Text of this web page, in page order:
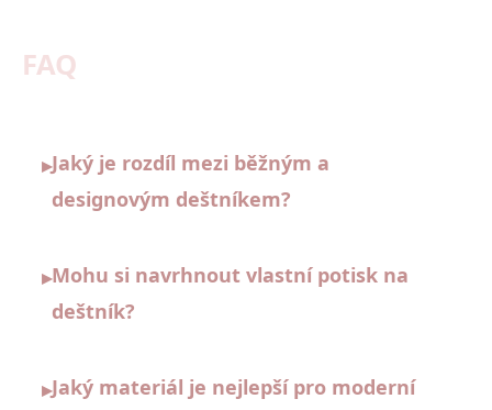
FAQ
▸Jaký je rozdíl mezi běžným a
designovým deštníkem?
▸Mohu si navrhnout vlastní potisk na
deštník?
▸Jaký materiál je nejlepší pro moderní